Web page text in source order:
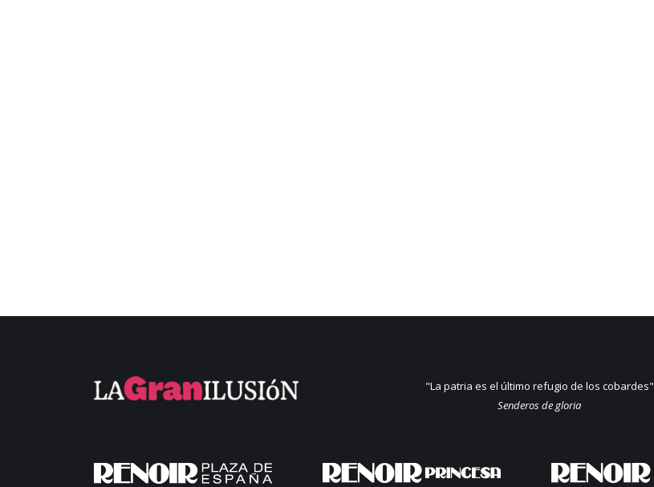
"La patria es el último refugio de los cobardes"
Senderos de gloria